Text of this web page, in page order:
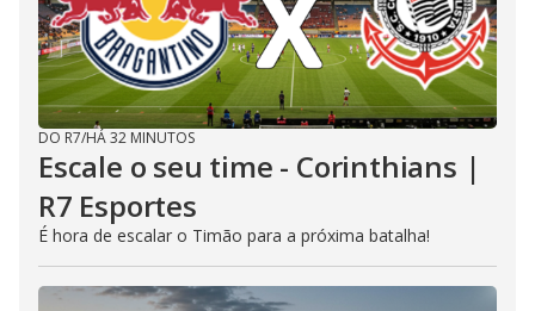
DO R7/HÁ 32 MINUTOS
Escale o seu time - Corinthians |
R7 Esportes
É hora de escalar o Timão para a próxima batalha!